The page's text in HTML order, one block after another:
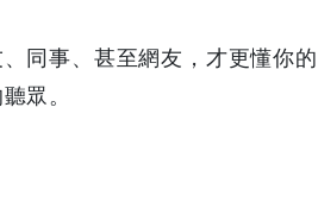
同事、甚至網友，才更懂你的
眾。